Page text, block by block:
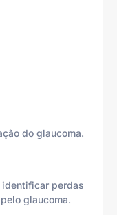
do glaucoma.
identificar perdas
glaucoma.